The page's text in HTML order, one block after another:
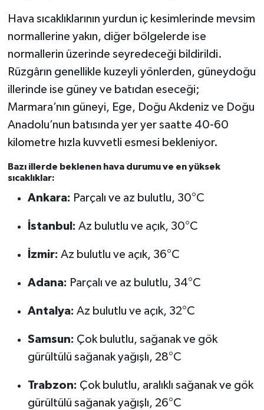
Hava sıcaklıklarının yurdun iç kesimlerinde mevsim
normallerine yakın, diğer bölgelerde ise
normallerin üzerinde seyredeceği bildirildi.
Rüzgârın genellikle kuzeyli yönlerden, güneydoğu
illerinde ise güney ve batıdan eseceği;
Marmara’nın güneyi, Ege, Doğu Akdeniz ve Doğu
Anadolu’nun batısında yer yer saatte 40-60
kilometre hızla kuvvetli esmesi bekleniyor.
Bazı illerde beklenen hava durumu ve en yüksek
sıcaklıklar:
Ankara: Parçalı ve az bulutlu, 30°C
İstanbul: Az bulutlu ve açık, 30°C
İzmir: Az bulutlu ve açık, 36°C
Adana: Parçalı ve az bulutlu, 34°C
Antalya: Az bulutlu ve açık, 32°C
Samsun: Çok bulutlu, sağanak ve gök
gürültülü sağanak yağışlı, 28°C
Trabzon: Çok bulutlu, aralıklı sağanak ve gök
gürültülü sağanak yağışlı, 26°C